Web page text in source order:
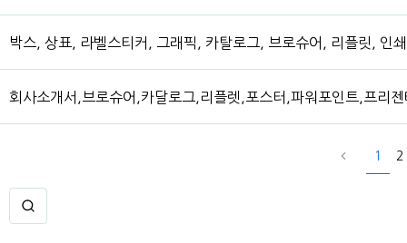
박스, 상표, 라벨스티커, 그래픽, 카탈로그, 브로슈어, 리플릿, 인
회사소개서,브로슈어,카달로그,리플렛,포스터,파워포인트,프리
1 2